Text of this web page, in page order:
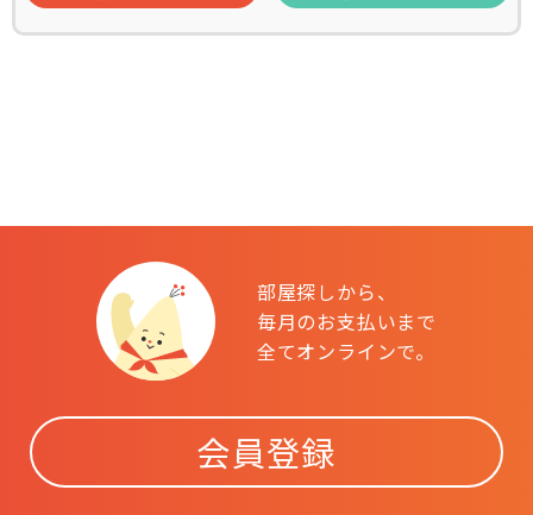
部屋探しから、
毎月のお支払いまで
全てオンラインで。
会員登録